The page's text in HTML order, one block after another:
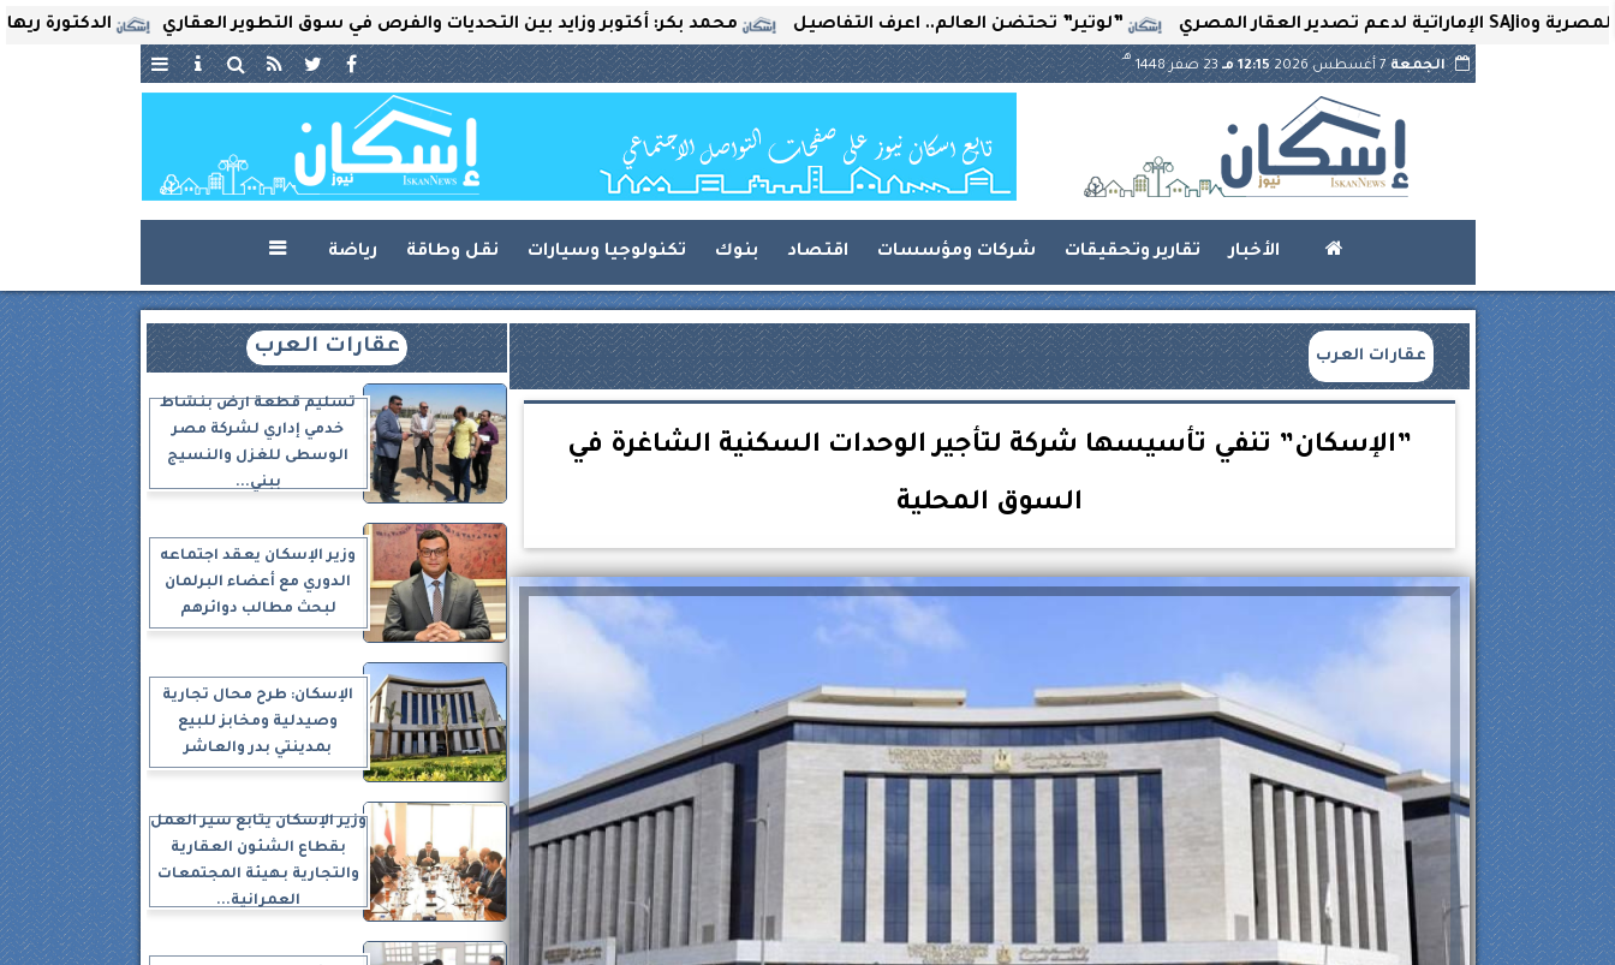
الدكتورة ريهام ثروت محمد بكر: أكتوبر وزايد بين التحديات والفرص في سوق التطوير العقاري ”لوتير” تحتضن العالم.. اعرف التفاصيل
الجمعة7 أغسطس 2026 12:15 مـ 23 صفر 1448
هـ
الأخبار تقارير وتحقيقات شركات ومؤسسات اقتصاد بنوك تكنولوجيا وسيارات نقل وطاقة رياضة 
عقارات العرب
”الإسكان” تنفي تأسيسها شركة لتأجير الوحدات السكنية الشاغرة في
السوق المحلية
عقارات العرب
تسليم قطعة أرض بنشاط
خدمي إداري لشركة مصر
الوسطى للغزل والنسيج
ببني...
وزير الإسكان يعقد اجتماعه
الدوري مع أعضاء البرلمان
لبحث مطالب دوائرهم
الإسكان: طرح محال تجارية
وصيدلية ومخابز للبيع
بمدينتي بدر والعاشر
وزير الإسكان يتابع سير العمل
بقطاع الشئون العقارية
والتجارية بهيئة المجتمعات
العمرانية...